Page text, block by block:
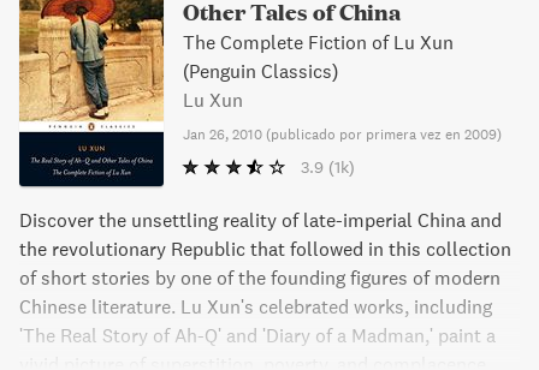
Other Tales of China
The Complete Fiction of Lu Xun
(Penguin Classics)
Lu Xun
Jan 26, 2010 (publicado por primera vez en 2009)
3.9 (1k)
Discover the unsettling reality of late-imperial China and
the revolutionary Republic that followed in this collection
of short stories by one of the founding figures of modern
Chinese literature. Lu Xun's celebrated works, including
'The Real Story of Ah-Q' and 'Diary of a Madman,' paint a